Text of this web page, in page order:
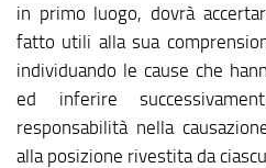
in primo luogo, dovrà
fatto utili alla sua
individuando le cause che
ed inferire
responsabilità nella
alla posizione rivestita da